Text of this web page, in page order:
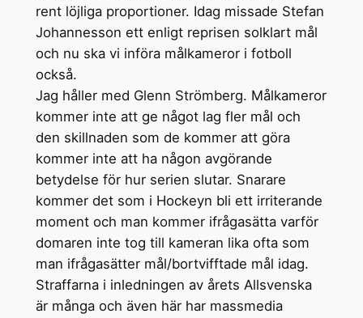
rent löjliga proportioner. Idag missade Stefan
Johannesson ett enligt reprisen solklart mål
och nu ska vi införa målkameror i fotboll
också.
Jag håller med Glenn Strömberg. Målkameror
kommer inte att ge något lag fler mål och
den skillnaden som de kommer att göra
kommer inte att ha någon avgörande
betydelse för hur serien slutar. Snarare
kommer det som i Hockeyn bli ett irriterande
moment och man kommer ifrågasätta varför
domaren inte tog till kameran lika ofta som
man ifrågasätter mål/bortvifftade mål idag.
Straffarna i inledningen av årets Allsvenska
är många och även här har massmedia